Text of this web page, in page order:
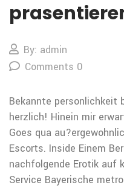
By: admin
Comments 0
Bekannte personlichkeit
herzlich! Hinein mir
Goes qua
Escorts. Inside Einem
nachfolgende Erotik auf
Service Bayerische